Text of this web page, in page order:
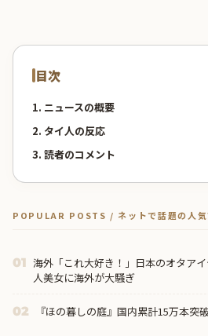
目次
1. ニュースの概要
2. タイ人の反応
3. 読者のコメント
POPULAR POSTS / ネットで話題の人気
01 海外「これ大好き！」日本のオタア
人美女に海外が大騒ぎ
02 『ほの暮しの庭』国内累計15万本突